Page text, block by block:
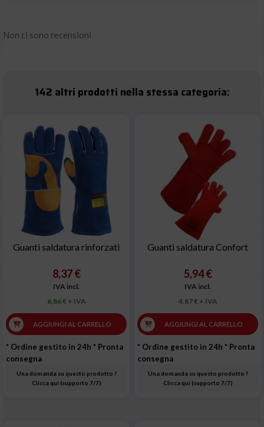
Non ci sono recensioni
142 altri prodotti nella stessa categoria:
Guanti saldatura rinforzati
8,37 €
IVA incl.
6,86 € + IVA
AGGIUNGI AL CARRELLO
* Ordine gestito in 24h * Pronta
consegna
Una domanda su questo prodotto ?
Clicca qui (supporto 7/7)
Guanti saldatura Confort
5,94 €
IVA incl.
4,87 € + IVA
AGGIUNGI AL CARRELLO
* Ordine gestito in 24h * Pronta
consegna
Una domanda su questo prodotto ?
Clicca qui (supporto 7/7)